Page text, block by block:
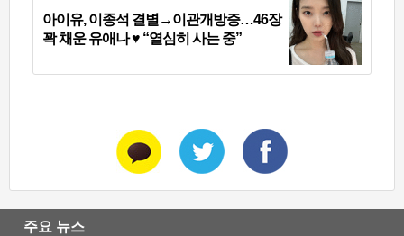
아이유, 이종석 결별→이관개방증…46장
꽉 채운 유애나 ♥ “열심히 사는 중”
주요 뉴스